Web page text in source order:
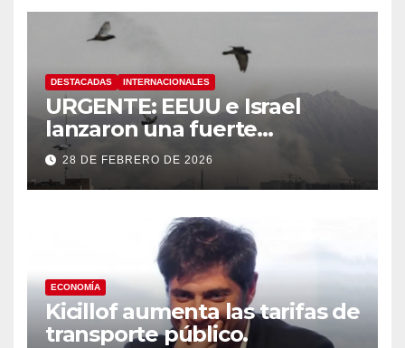
DESTACADAS INTERNACIONALES
URGENTE: EEUU e Israel
lanzaron una fuerte
operación militar contra Irán,
que respondió con un ataque
a los países del Golfo
28 DE FEBRERO DE 2026
ECONOMÍA
Kicillof aumenta las tarifas de
transporte público.